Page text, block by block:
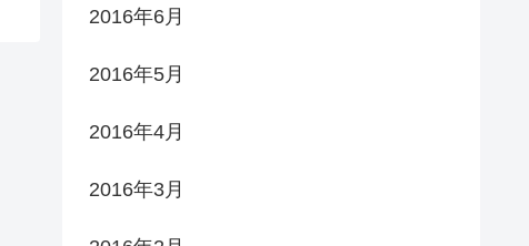
2016年6月
2016年5月
2016年4月
2016年3月